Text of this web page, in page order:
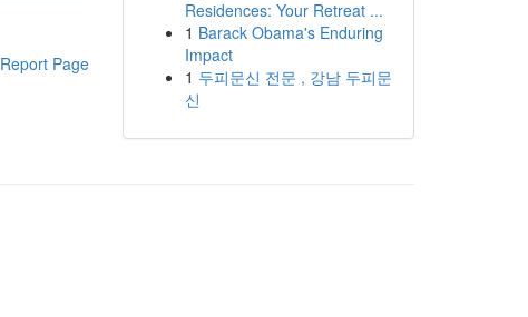
Report Page
Residences: Your Retreat ...
1 Barack Obama's Enduring
Impact
1 두피문신 전문 , 강남 두피문
신